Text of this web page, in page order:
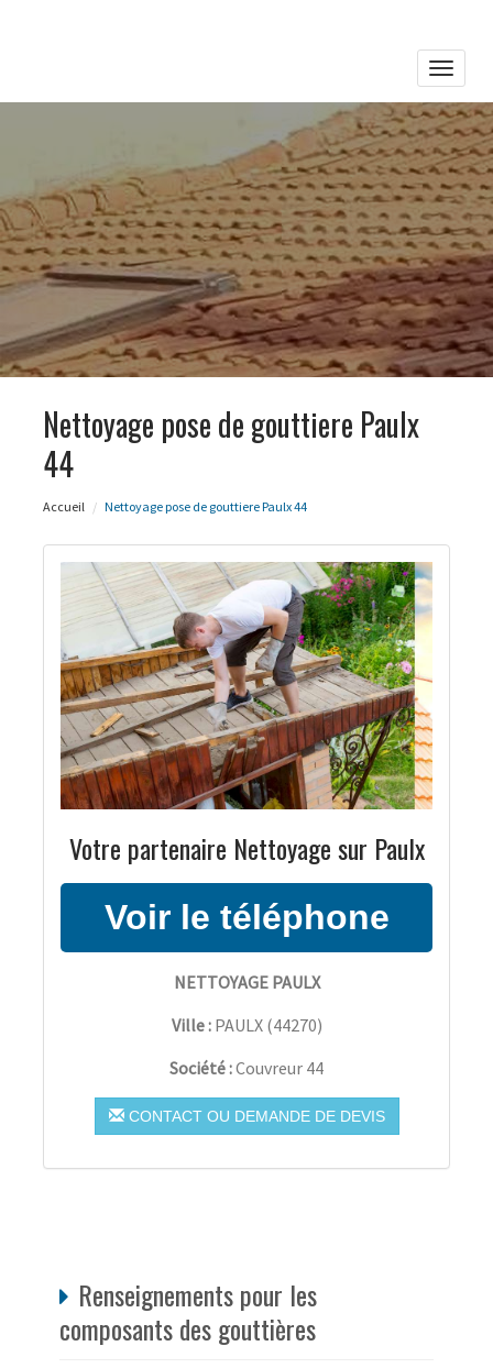
Toggle
Nettoyage pose de gouttiere Paulx
44
Accueil Nettoyage pose de gouttiere Paulx 44
Votre partenaire Nettoyage sur Paulx
NETTOYAGE PAULX
Ville : PAULX(44270)
Société :Couvreur 44
CONTACT OU DEMANDE DE DEVIS
Renseignements pour les
composants des gouttières